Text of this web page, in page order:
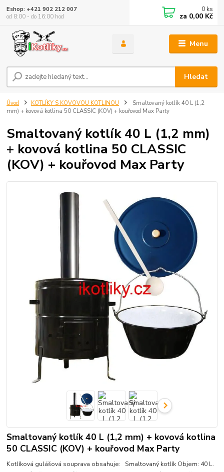
Menu
Hledat
Eshop: +421 902 212 007
od 8:00 - do 16:00 hod
0 ks
za 0,00 Kč
Úvod KOTLÍKY S KOVOVOU KOTLINOU
Smaltovaný kotlík 40 L (1,2
mm) + kovová kotlina 50 CLASSIC (KOV) + kouřovod Max Party
Smaltovaný kotlík 40 L (1,2 mm)
+ kovová kotlina 50 CLASSIC
(KOV) + kouřovod Max Party
Smaltovaný kotlík 40 L (1,2 mm) + kovová kotlina
50 CLASSIC (KOV) + kouřovod Max Party
Kotlíková gulášová souprava obsahuje: Smaltovaný kotlík Objem: 40 L.